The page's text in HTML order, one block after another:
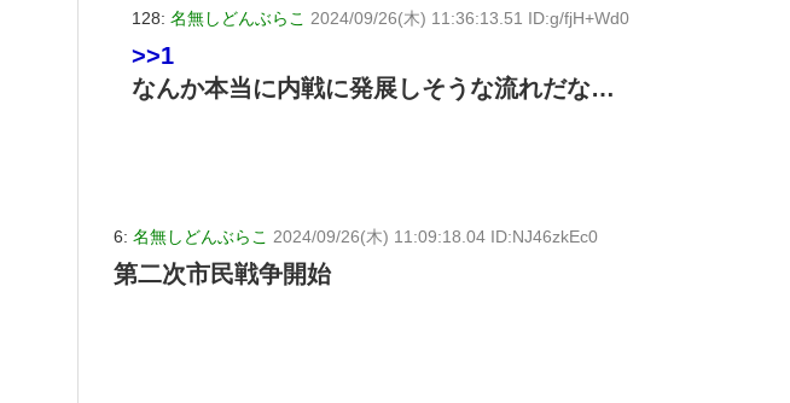
128: 名無しどんぶらこ 2024/09/26(木) 11:36:13.51 ID:g/fjH+Wd0
>>1
なんか本当に内戦に発展しそうな流れだな…
6: 名無しどんぶらこ 2024/09/26(木) 11:09:18.04 ID:NJ46zkEc0
第二次市民戦争開始